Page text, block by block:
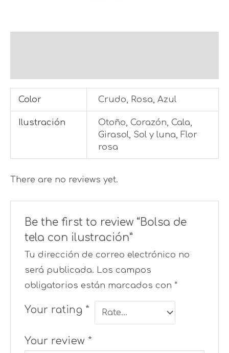
Color Crudo, Rosa, Azul
Ilustración
Otoño, Corazón, Cala,
Girasol, Sol y luna, Flor
rosa
There are no reviews yet.
Be the first to review “Bolsa de
tela con ilustración”
Tu dirección de correo electrónico no
será publicada. Los campos
obligatorios están marcados con*
Your rating *
Your review *